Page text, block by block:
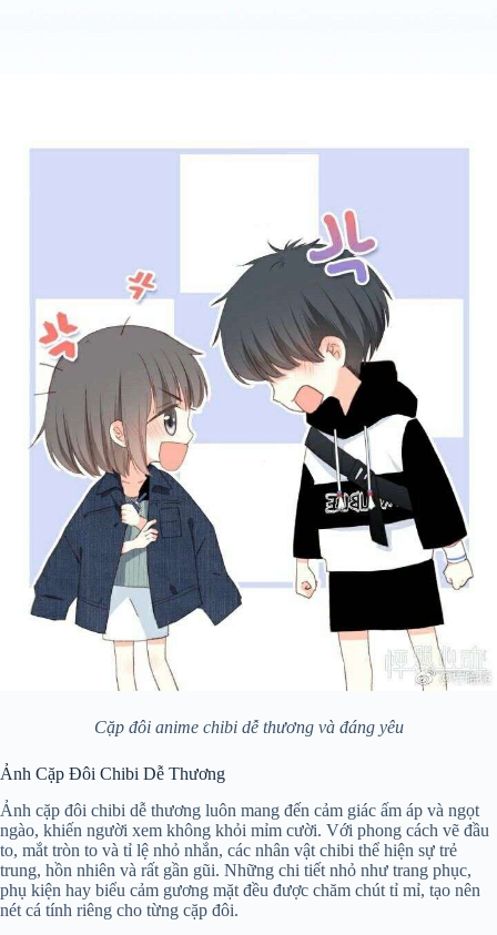
Cặp đôi anime chibi dễ thương và đáng yêu
Ảnh Cặp Đôi Chibi Dễ Thương
Ảnh cặp đôi chibi dễ thương luôn mang đến cảm giác ấm áp và ngọt
ngào, khiến người xem không khỏi mỉm cười. Với phong cách vẽ đầu
to, mắt tròn to và tỉ lệ nhỏ nhắn, các nhân vật chibi thể hiện sự trẻ
trung, hồn nhiên và rất gần gũi. Những chi tiết nhỏ như trang phục,
phụ kiện hay biểu cảm gương mặt đều được chăm chút tỉ mỉ, tạo nên
nét cá tính riêng cho từng cặp đôi.